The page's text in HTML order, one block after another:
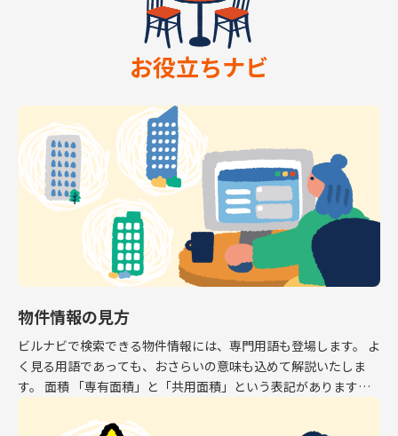
お役立ちナビ
物件情報の見方
ビルナビで検索できる物件情報には、専門用語も登場します。 よ
く見る用語であっても、おさらいの意味も込めて解説いたしま
す。 面積 「専有面積」と「共用面積」という表記があります。
専有面積はオフィスとして利用できるスペース […]